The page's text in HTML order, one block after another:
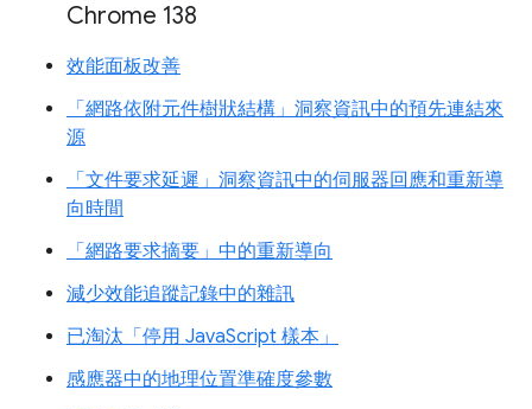
Chrome 138
效能面板改善
「網路依附元件樹狀結構」洞察資訊中的預先連結來
源
「文件要求延遲」洞察資訊中的伺服器回應和重新導
向時間
「網路要求摘要」中的重新導向
減少效能追蹤記錄中的雜訊
已淘汰「停用 JavaScript 樣本」
感應器中的地理位置準確度參數